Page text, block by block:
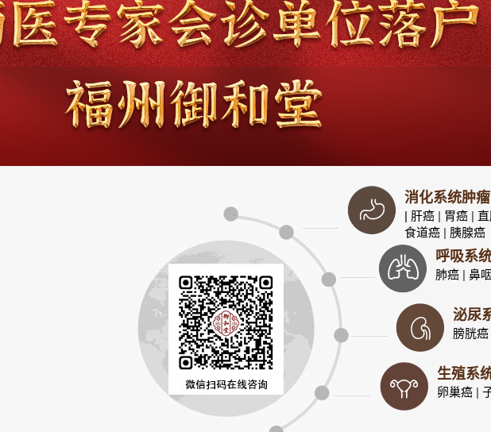
消化系统肿瘤
| 肝癌 | 胃癌 |
食道癌 | 胰腺癌
呼吸系
肺癌 | 鼻
泌尿
膀胱癌
生殖系
卵巢癌 |